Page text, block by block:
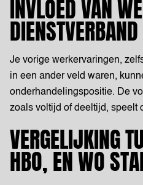
INVLOED VAN
DIENSTVERBAND
Je vorige werkervaringen,
in een ander veld waren,
onderhandelingspositie. De
zoals voltijd of deeltijd, speelt
VERGELIJKING
HBO, EN WO